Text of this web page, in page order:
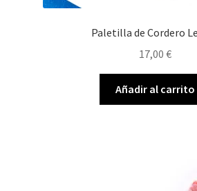
Paletilla de Cordero
17,00 €
Añadir al carrito